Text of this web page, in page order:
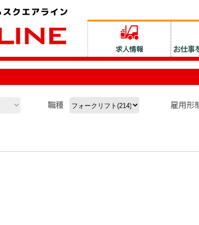
職種 雇用形